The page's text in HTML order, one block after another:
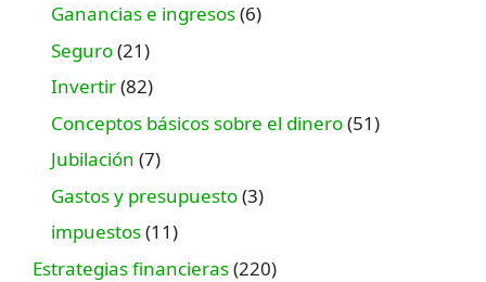
Ganancias e ingresos(6)
Seguro(21)
Invertir(82)
Conceptos básicos sobre el dinero(51)
Jubilación (7)
Gastos y presupuesto(3)
impuestos(11)
Estrategias financieras(220)